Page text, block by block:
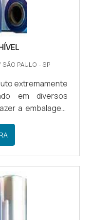
SÃO PAULO - SP
extremamente
em diversos
a embalagem
é um item muito
FILME MODELO
possível fazer a
com
que o esse
do produto
encolhível é um